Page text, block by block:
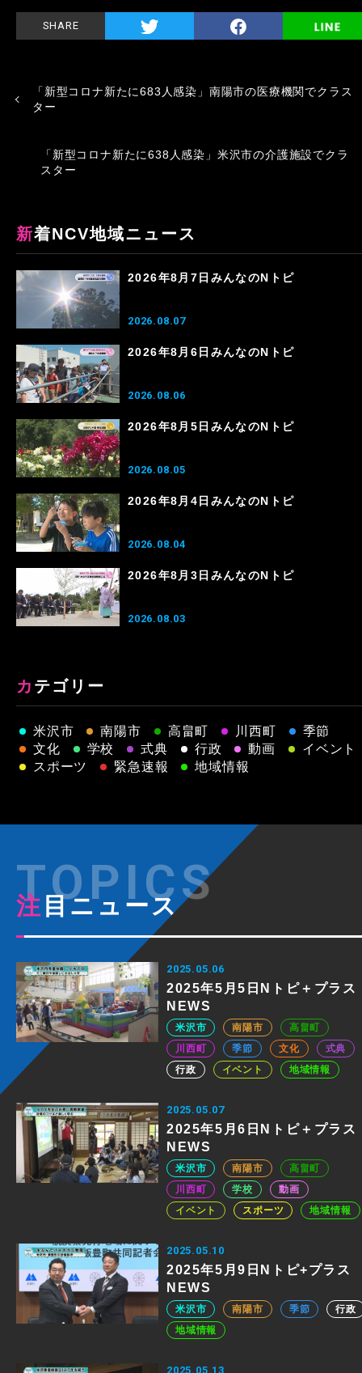
SHARE
「新型コロナ新たに683人感染」南陽市の医療機関でクラス
ター
「新型コロナ新たに638人感染」米沢市の介護施設でクラ
スター
新着NCV地域ニュース
2026年8月7日みんなのNトピ
2026.08.07
2026年8月6日みんなのNトピ
2026.08.06
2026年8月5日みんなのNトピ
2026.08.05
2026年8月4日みんなのNトピ
2026.08.04
2026年8月3日みんなのNトピ
2026.08.03
カテゴリー
米沢市 南陽市 高畠町 川西町
季節
文化
学校 式典 行政 動画
イベント
スポーツ
緊急速報 地域情報
注目ニュース
2025.05.06
2025年5月5日Nトピ＋プラス
NEWS
米沢市 南陽市
高畠町
川西町
季節 文化
式典
行政
イベント 地域情報
2025.05.07
2025年5月6日Nトピ＋プラス
NEWS
米沢市 南陽市
高畠町
川西町
学校
動画
イベント
スポーツ 地域情報
2025.05.10
2025年5月9日Nトピ+プラス
NEWS
米沢市 南陽市 季節
行政
地域情報
2025.05.13